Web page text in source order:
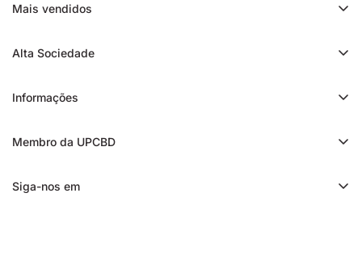
Mais vendidos
Cali CBD
Trim CBD
Alta Sociedade
Avaliação da High Society
Presentes High Society
Informações
Entrega
Membro da UPCBD
Siga-nos em